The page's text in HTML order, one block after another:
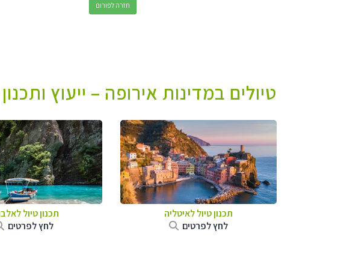
חזרה לפורום
טיולים במדינות אירופה – ייעוץ
תכנון טיול לאיטליה
לחץ לפרטים
תכנון טיול
לחץ לפרטים